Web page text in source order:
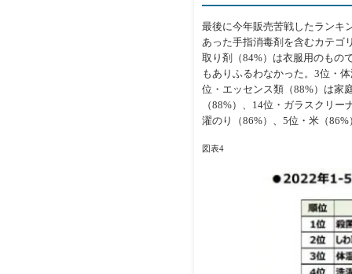
最後に今年販売苦戦したランキ
あった手指消毒剤を含むカテゴ
取り剤（84%）は衣服用のもの
もありふるわなかった。3位・
位・エッセンス類（88%）は家
（88%）、14位・ガラスクリ
濯のり（86%）、5位・米（
図表4